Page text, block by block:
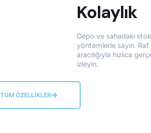
Kolaylık
Depo ve sahadaki
yöntemlerle sayın. Raf
aracılığıyla hızlıca
izleyin.
TÜM ÖZELLİKLER